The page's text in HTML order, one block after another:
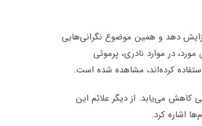
دهد و همین موضوع نگرانی‌هایی
در موارد نادری، پرموئی
کرده‌اند، مشاهده شده است.
می‌یابد. از دیگر علائم این
اشاره کرد.